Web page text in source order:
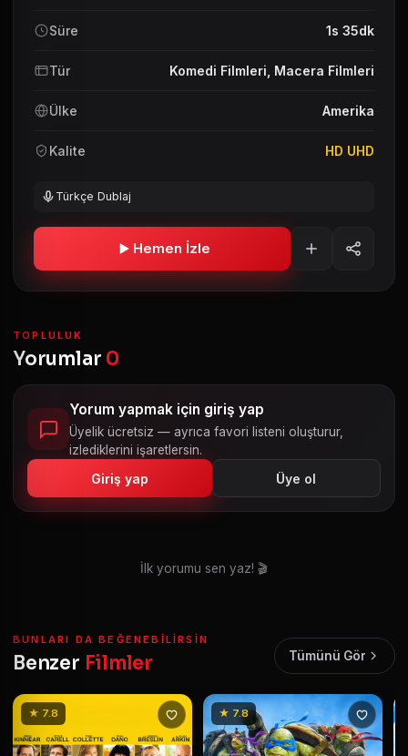
Süre 1s 35dk
Tür Komedi Filmleri, Macera Filmleri
Ülke Amerika
Kalite HD UHD
Türkçe Dublaj
Hemen İzle
TOPLULUK
Yorumlar 0
Yorum yapmak için giriş yap
Üyelik ücretsiz — ayrıca favori listeni oluşturur,
izlediklerini işaretlersin.
Giriş yap Üye ol
İlk yorumu sen yaz! 🎬
BUNLARI DA BEĞENEBILIRSIN
Benzer Filmler Tümünü Gör
★ 7.8 ★ 7.8